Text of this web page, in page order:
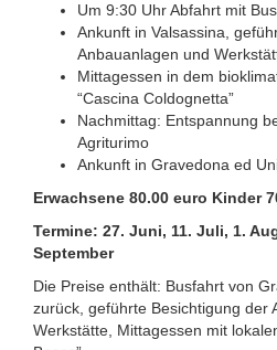
Um 9:30 Uhr Abfahrt mit
Ankunft in Valsassina,
Anbauanlagen und
Mittagessen in dem
“Cascina Coldognetta”
Nachmittag: Entspannung
Agriturimo
Ankunft in Gravedona ed
Erwachsene 80.00 euro Kinder
Termine: 27. Juni, 11. Juli, 1.
September
Die Preise enthält: Busfahrt von
zurück, geführte Besichtigung der
Werkstätte, Mittagessen mit